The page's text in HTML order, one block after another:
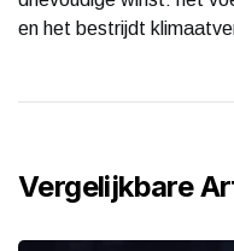
en het bestrijdt
Vergelijkbare